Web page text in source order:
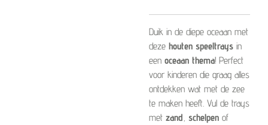
Duik in de diepe oceaan met
deze houten speeltrays in
een oceaan thema! Perfect
voor kinderen die graag alles
ontdekken wat met de zee
te maken heeft. Vul de trays
met zand, schelpen of